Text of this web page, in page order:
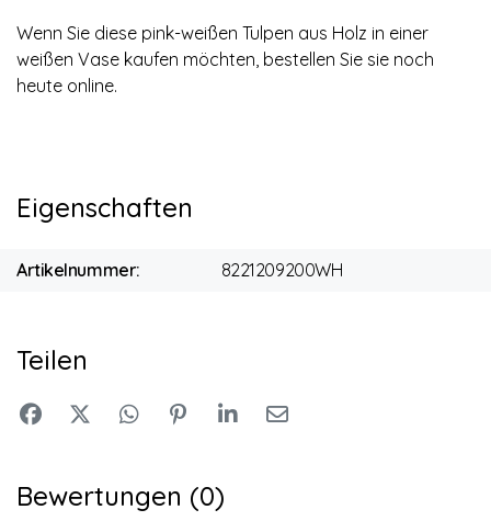
Wenn Sie diese pink-weißen Tulpen aus Holz in einer
weißen Vase kaufen möchten, bestellen Sie sie noch
heute online.
Eigenschaften
Artikelnummer: 8221209200WH
Teilen
Bewertungen (0)